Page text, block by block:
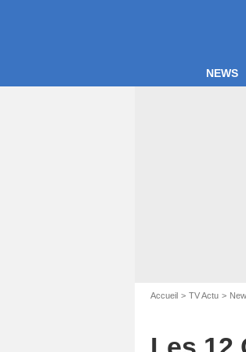
NEWS
Accueil TV Actu